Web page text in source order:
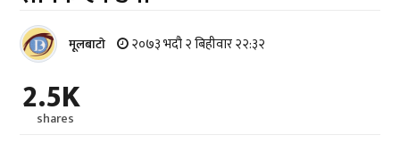
मूलबाटाे २०७३ भदौ २ बिहीवार २२:३२
2.5K
shares